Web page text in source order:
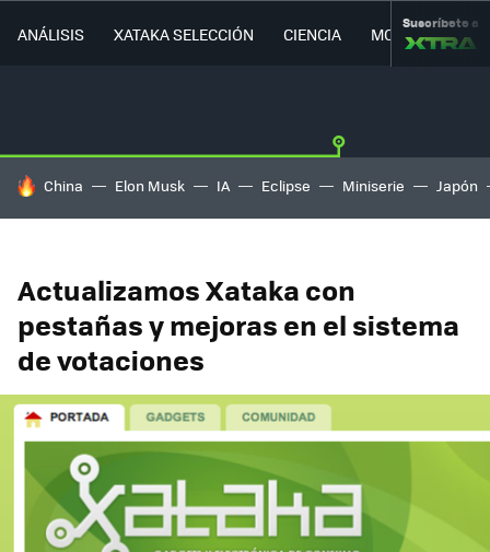
ANÁLISIS XATAKA SELECCIÓN CIENCIA MOVILIDAD
Suscríbete a
HOY SE HABLA DE
China Elon Musk IA Eclipse Miniserie Japón
Actualizamos Xataka con
pestañas y mejoras en el sistema
de votaciones